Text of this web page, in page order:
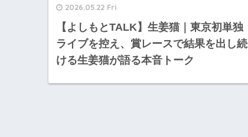
2026.05.22 Fri
【よしもとTALK】生姜猫｜東京初単独
ライブを控え、賞レースで結果を出し続
ける生姜猫が語る本音トーク